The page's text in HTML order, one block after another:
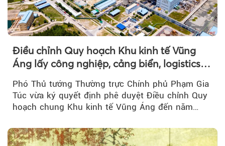
Điều chỉnh Quy hoạch Khu kinh tế Vũng
Áng lấy công nghiệp, cảng biển, logistics
Phó Thủ tướng Thường trực Chính phủ Phạm Gia
Túc vừa ký quyết định phê duyệt Điều chỉnh Quy
hoạch chung Khu kinh tế Vũng Áng đến năm